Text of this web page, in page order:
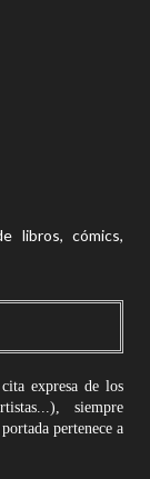
libros, cómics,
expresa de los
siempre
pertenece a